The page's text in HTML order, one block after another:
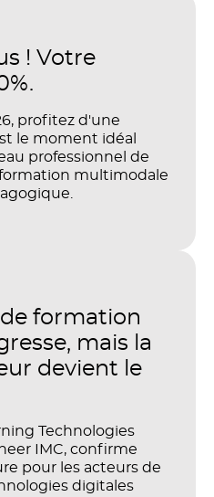
! Votre
profitez d'une
le moment idéal
professionnel de
multimodale
formation
mais la
devient le
Technologies
IMC, confirme
pour les acteurs de
digitales